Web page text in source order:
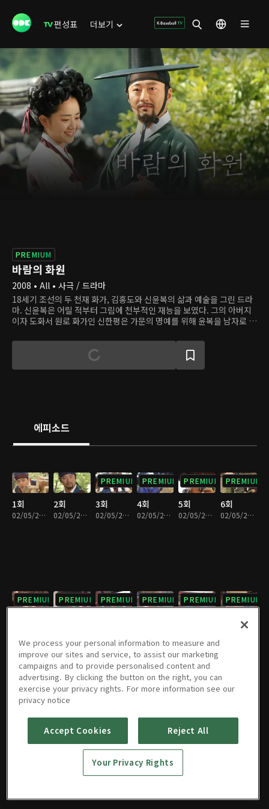
편성표 더보기
PREMIUM
바람의 화원
2008 • All • 사극 / 드라마
18세기 조선의 두 천재 화가, 김홍도와 신윤복의 삶과 예술을 그린 드라
마. 신윤복은 어릴 적부터 그림에 천부적인 재능을 보였다. 그의 아버지
이자 도화서 원로 화가인 신한평은 가문의 명예를 위해 윤복을 남자로 키
당대 최고의 화가 김홍도를 스승으로 모시고, 두 사람은 임금의 명에 따
라 다양한 그림을 그린다. 홍도는 윤복의 재능을 알아보고 그의 천재성을
질투하고, 윤복은 자신에게 유달리 엄격한 홍도에게 지기 싫어서 자신의
에피소드
1회
02/05/2021 • 1시간 19분
2회
02/05/2021 • 1시간 15분
PREMIUM
3회
02/05/2021 • 1시간 11분
PREMIUM
4회
02/05/2021 • 1시간 17분
PREMIUM
5회
02/05/2021 • 1시간 4분
PREMIUM
6회
02/05/2021 • 1시간 4분
PREMIUM PREMIUM PREMIUM PREMIUM PREMIUM PREMIUM
PREMIUM
13회
02/05/2021 • 1시간 4분
PREMIUM
14회
PREMIUM
15회
PREMIUM
16회
PREMIUM
17회 18회
PREMIUM
02/05/2021 • 1시간 5분
We process your personal information to measure and
improve our sites and service, to assist our marketing
campaigns and to provide personalised content and
advertising. By clicking the button on the right, you can
exercise your privacy rights. For more information see our
privacy notice
Accept Cookies Reject All
Your Privacy Rights